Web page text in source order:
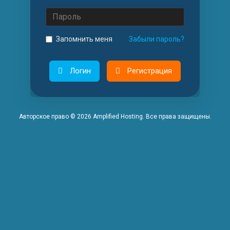
Пароль
Запомнить меня Забыли пароль?
Логин Регистрация
Авторское право © 2026 Amplified Hosting. Все права защищены.